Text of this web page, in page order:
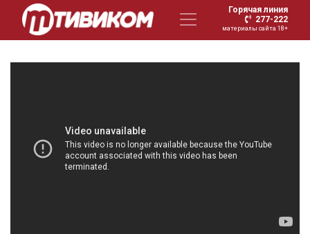
Горячая линия
277-222
материалы сайта 18+